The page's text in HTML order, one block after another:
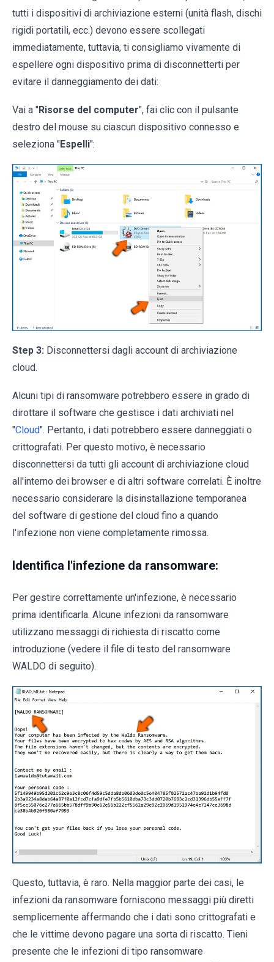
tutti i dispositivi di archiviazione esterni (unità flash, dischi
rigidi portatili, ecc.) devono essere scollegati
immediatamente, tuttavia, ti consigliamo vivamente di
espellere ogni dispositivo prima di disconnetterti per
evitare il danneggiamento dei dati:
Vai a "Risorse del computer", fai clic con il pulsante
destro del mouse su ciascun dispositivo connesso e
seleziona "Espelli":
Step 3: Disconnettersi dagli account di archiviazione
cloud.
Alcuni tipi di ransomware potrebbero essere in grado di
dirottare il software che gestisce i dati archiviati nel
"Cloud". Pertanto, i dati potrebbero essere danneggiati o
crittografati. Per questo motivo, è necessario
disconnettersi da tutti gli account di archiviazione cloud
all'interno dei browser e di altri software correlati. È inoltre
necessario considerare la disinstallazione temporanea
del software di gestione del cloud fino a quando
l'infezione non viene completamente rimossa.
Identifica l'infezione da ransomware:
Per gestire correttamente un'infezione, è necessario
prima identificarla. Alcune infezioni da ransomware
utilizzano messaggi di richiesta di riscatto come
introduzione (vedere il file di testo del ransomware
WALDO di seguito).
Questo, tuttavia, è raro. Nella maggior parte dei casi, le
infezioni da ransomware forniscono messaggi più diretti
semplicemente affermando che i dati sono crittografati e
che le vittime devono pagare una sorta di riscatto. Tieni
presente che le infezioni di tipo ransomware